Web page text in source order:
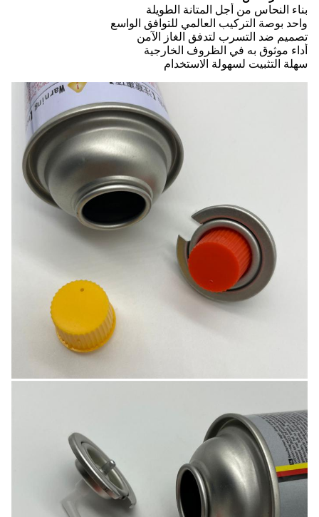
بناء النحاس من أجل المتانة الطويلة
واحد بوصة التركيب العالمي للتوافق الواسع
تصميم ضد التسرب لتدفق الغاز الآمن
أداء موثوق به في الظروف الخارجية
سهلة التثبيت لسهولة الاستخدام